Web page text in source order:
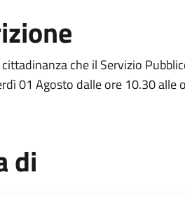
che il Servizio
01 Agosto dalle ore 10.30
di